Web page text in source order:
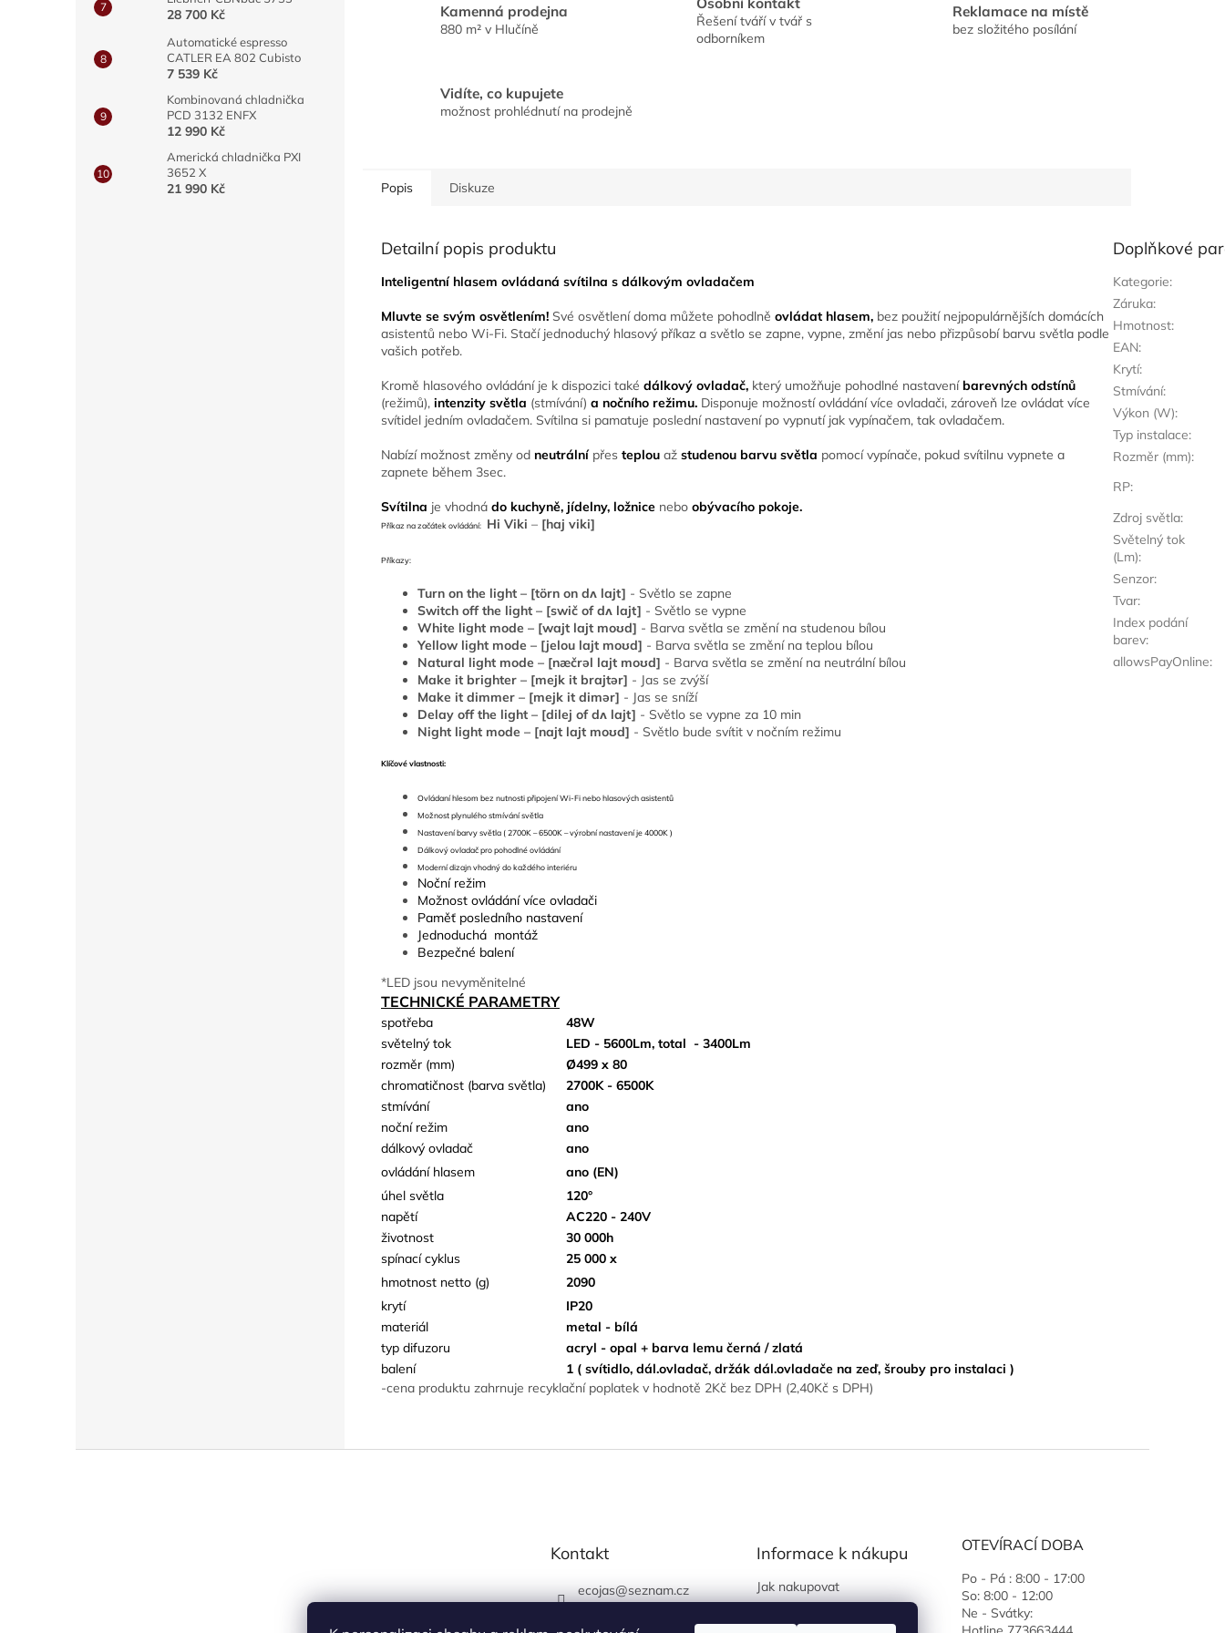
28 700 Kč
Automatické espresso
CATLER EA 802 Cubisto
7 539 Kč
Kombinovaná chladnička
PCD 3132 ENFX
12 990 Kč
Americká chladnička PXI
3652 X
21 990 Kč
Kamenná prodejna
880 m² v Hlučíně
Řešení tváří v tvář s
odborníkem
Reklamace na místě
bez složitého posílání
Vidíte, co kupujete
možnost prohlédnutí na prodejně
Popis Diskuze
Detailní popis produktu
Inteligentní hlasem ovládaná svítilna s dálkovým ovladačem
Mluvte se svým osvětlením! Své osvětlení doma můžete pohodlně ovládat hlasem, bez použití nejpopulárnějších domácích
asistentů nebo Wi-Fi. Stačí jednoduchý hlasový příkaz a světlo se zapne, vypne, změní jas nebo přizpůsobí barvu světla podle
vašich potřeb.
Kromě hlasového ovládání je k dispozici také dálkový ovladač, který umožňuje pohodlné nastavení barevných odstínů
(režimů), intenzity světla (stmívání) a nočního režimu. Disponuje možností ovládání více ovladači, zároveň lze ovládat více
svítidel jedním ovladačem. Svítilna si pamatuje poslední nastavení po vypnutí jak vypínačem, tak ovladačem.
Nabízí možnost změny od neutrální přes teplou až studenou barvu světla pomocí vypínače, pokud svítilnu vypnete a
zapnete během 3sec.
Svítilna je vhodná do kuchyně, jídelny, ložnice nebo obývacího pokoje.
Příkaz na začátek ovládání: Hi Viki – [haj viki]
Příkazy:
Turn on the light – [törn on dʌ lajt] - Světlo se zapne
Switch off the light – [swič of dʌ lajt] - Světlo se vypne
White light mode – [wajt lajt moʊd] - Barva světla se změní na studenou bílou
Yellow light mode – [jelou lajt moʊd] - Barva světla se změní na teplou bílou
Natural light mode – [næčrəl lajt moʊd] - Barva světla se změní na neutrální bílou
Make it brighter – [mejk it brajtər] - Jas se zvýší
Make it dimmer – [mejk it dimər] - Jas se sníží
Delay off the light – [dilej of dʌ lajt] - Světlo se vypne za 10 min
Night light mode – [najt lajt moʊd] - Světlo bude svítit v nočním režimu
Klíčové vlastnosti:
Ovládaní hlesom bez nutnosti připojení Wi-Fi nebo hlasových asistentů
Možnost plynulého stmívání světla
Nastavení barvy světla ( 2700K – 6500K – výrobní nastavení je 4000K )
Dálkový ovladač pro pohodlné ovládání
Moderní dizajn vhodný do každého interiéru
Noční režim
Možnost ovládání více ovladači
Paměť posledního nastavení
Jednoduchá montáž
Bezpečné balení
*LED jsou nevyměnitelné
TECHNICKÉ PARAMETRY
spotřeba
48W
světelný tok
LED - 5600Lm, total - 3400Lm
rozměr (mm)
Ø499 x 80
chromatičnost (barva světla)
2700K - 6500K
stmívání
ano
noční režim
ano
dálkový ovladač
ano
ovládání hlasem
ano (EN)
úhel světla
120°
napětí
AC220 - 240V
životnost
30 000h
spínací cyklus
25 000 x
hmotnost netto (g)
2090
krytí
IP20
materiál
metal - bílá
typ difuzoru
acryl - opal + barva lemu černá / zlatá
balení
1 ( svítidlo, dál.ovladač, držák dál.ovladače na zeď, šrouby pro instalaci )
-cena produktu zahrnuje recyklační poplatek v hodnotě 2Kč bez DPH (2,40Kč s DPH)
Doplňkové
Kategorie:
Záruka:
Hmotnost:
EAN:
Krytí:
Stmívání:
Výkon (W):
Typ instalace:
Rozměr (mm):
RP:
Zdroj světla:
Světelný tok
(Lm):
Senzor:
Tvar:
Index podání
barev:
allowsPayOnline:
Kontakt
ecojas@seznam.cz
Informace k nákupu
Jak nakupovat
OTEVÍRACÍ DOBA
Po - Pá : 8:00 - 17:00
So: 8:00 - 12:00
Ne - Svátky: